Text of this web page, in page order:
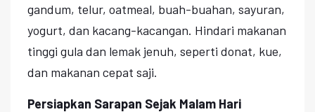
gandum, telur, oatmeal, buah-buahan, sayuran,
yogurt, dan kacang-kacangan. Hindari makanan
tinggi gula dan lemak jenuh, seperti donat, kue,
dan makanan cepat saji.
Persiapkan Sarapan Sejak Malam Hari